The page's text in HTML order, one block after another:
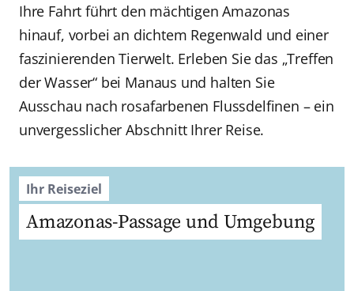
Ihre Fahrt führt den mächtigen Amazonas
hinauf, vorbei an dichtem Regenwald und einer
faszinierenden Tierwelt. Erleben Sie das „Treffen
der Wasser“ bei Manaus und halten Sie
Ausschau nach rosafarbenen Flussdelfinen – ein
unvergesslicher Abschnitt Ihrer Reise.
Ihr Reiseziel
Amazonas-Passage und Umgebung